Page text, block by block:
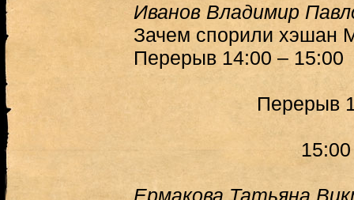
Иванов Владимир
Зачем спорили
Перерыв 14:00 – 15:00
Перерыв
Ермакова Татьяна